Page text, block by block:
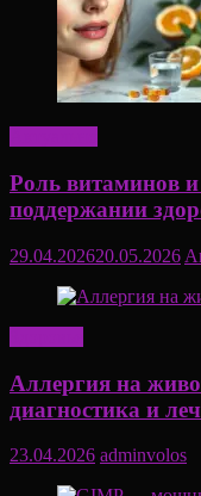
Роль витаминов
поддержании
29.04.202620.05.2026
Аллергия на
диагностика и
23.04.2026 adminvolos